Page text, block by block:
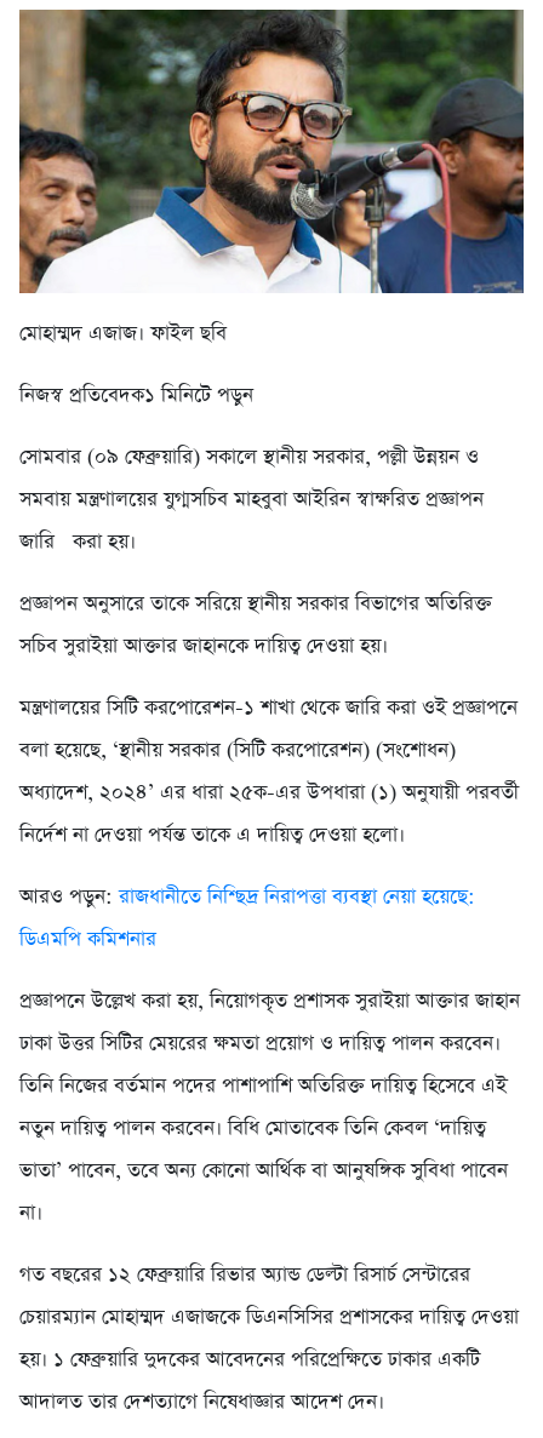
মোহাম্মদ এজাজ। ফাইল ছবি
নিজস্ব প্রতিবেদক১ মিনিটে পড়ুন
সোমবার (০৯ ফেব্রুয়ারি) সকালে স্থানীয় সরকার, পল্লী উন্নয়ন ও
সমবায় মন্ত্রণালয়ের যুগ্মসচিব মাহবুবা আইরিন স্বাক্ষরিত প্রজ্ঞাপন
জারি করা হয়।
প্রজ্ঞাপন অনুসারে তাকে সরিয়ে স্থানীয় সরকার বিভাগের অতিরিক্ত
সচিব সুরাইয়া আক্তার জাহানকে দায়িত্ব দেওয়া হয়।
মন্ত্রণালয়ের সিটি করপোরেশন-১ শাখা থেকে জারি করা ওই প্রজ্ঞাপনে
বলা হয়েছে, ‘স্থানীয় সরকার (সিটি করপোরেশন) (সংশোধন)
অধ্যাদেশ, ২০২৪’ এর ধারা ২৫ক-এর উপধারা (১) অনুযায়ী পরবর্তী
নির্দেশ না দেওয়া পর্যন্ত তাকে এ দায়িত্ব দেওয়া হলো।
আরও পড়ুন:রাজধানীতে নিশ্ছিদ্র নিরাপত্তা ব্যবস্থা নেয়া হয়েছে:
ডিএমপি কমিশনার
প্রজ্ঞাপনে উল্লেখ করা হয়, নিয়োগকৃত প্রশাসক সুরাইয়া আক্তার জাহান
ঢাকা উত্তর সিটির মেয়রের ক্ষমতা প্রয়োগ ও দায়িত্ব পালন করবেন।
তিনি নিজের বর্তমান পদের পাশাপাশি অতিরিক্ত দায়িত্ব হিসেবে এই
নতুন দায়িত্ব পালন করবেন। বিধি মোতাবেক তিনি কেবল ‘দায়িত্ব
ভাতা’ পাবেন, তবে অন্য কোনো আর্থিক বা আনুষঙ্গিক সুবিধা পাবেন
না।
গত বছরের ১২ ফেব্রুয়ারি রিভার অ্যান্ড ডেল্টা রিসার্চ সেন্টারের
চেয়ারম্যান মোহাম্মদ এজাজকে ডিএনসিসির প্রশাসকের দায়িত্ব দেওয়া
হয়। ১ ফেব্রুয়ারি দুদকের আবেদনের পরিপ্রেক্ষিতে ঢাকার একটি
আদালত তার দেশত্যাগে নিষেধাজ্ঞার আদেশ দেন।